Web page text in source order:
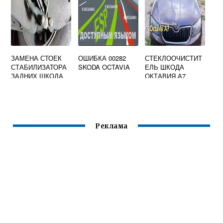
ЗАМЕНА СТОЕК
СТАБИЛИЗАТОРА
ЗАДНИХ ШКОДА
ОШИБКА 00282
SKODA OCTAVIA
СТЕКЛООЧИСТИТ
ЕЛЬ ШКОДА
ОКТАВИЯ А7
Реклама